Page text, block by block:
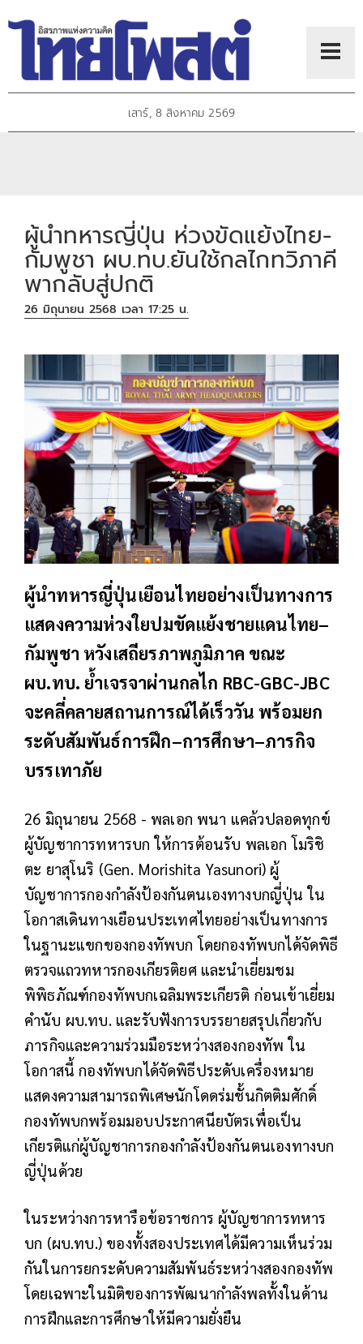
เสาร์, 8 สิงหาคม 2569
ผู้นำทหารญี่ปุ่น ห่วงขัดแย้งไทย-
กัมพูชา ผบ.ทบ.ยันใช้กลไกทวิภาคี
พากลับสู่ปกติ
26 มิถุนายน 2568 เวลา 17:25 น.
ผู้นำทหารญี่ปุ่นเยือนไทยอย่างเป็นทางการ
แสดงความห่วงใยปมขัดแย้งชายแดนไทย–
กัมพูชา หวังเสถียรภาพภูมิภาค ขณะ
ผบ.ทบ. ย้ำเจรจาผ่านกลไก RBC-GBC-JBC
จะคลี่คลายสถานการณ์ได้เร็ววัน พร้อมยก
ระดับสัมพันธ์การฝึก–การศึกษา–ภารกิจ
บรรเทาภัย
26 มิถุนายน 2568 - พลเอก พนา แคล้วปลอดทุกข์
ผู้บัญชาการทหารบก ให้การต้อนรับ พลเอก โมริชิ
ตะ ยาสุโนริ (Gen. Morishita Yasunori) ผู้
บัญชาการกองกำลังป้องกันตนเองทางบกญี่ปุ่น ใน
โอกาสเดินทางเยือนประเทศไทยอย่างเป็นทางการ
ในฐานะแขกของกองทัพบก โดยกองทัพบกได้จัดพิธี
ตรวจแถวทหารกองเกียรติยศ และนำเยี่ยมชม
พิพิธภัณฑ์กองทัพบกเฉลิมพระเกียรติ ก่อนเข้าเยี่ยม
คำนับ ผบ.ทบ. และรับฟังการบรรยายสรุปเกี่ยวกับ
ภารกิจและความร่วมมือระหว่างสองกองทัพ ใน
โอกาสนี้ กองทัพบกได้จัดพิธีประดับเครื่องหมาย
แสดงความสามารถพิเศษนักโดดร่มชั้นกิตติมศักดิ์
กองทัพบกพร้อมมอบประกาศนียบัตรเพื่อเป็น
เกียรติแก่ผู้บัญชาการกองกำลังป้องกันตนเองทางบก
ญี่ปุ่นด้วย
ในระหว่างการหารือข้อราชการ ผู้บัญชาการทหาร
บก (ผบ.ทบ.) ของทั้งสองประเทศได้มีความเห็นร่วม
กันในการยกระดับความสัมพันธ์ระหว่างสองกองทัพ
โดยเฉพาะในมิติของการพัฒนากำลังพลทั้งในด้าน
การฝึกและการศึกษาให้มีความยั่งยืน